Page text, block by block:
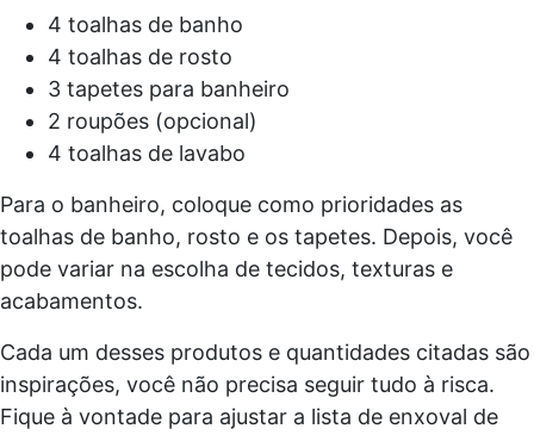
4 toalhas de banho
4 toalhas de rosto
3 tapetes para banheiro
2 roupões (opcional)
4 toalhas de lavabo
Para o banheiro, coloque como prioridades as
toalhas de banho, rosto e os tapetes. Depois, você
pode variar na escolha de tecidos, texturas e
acabamentos.
Cada um desses produtos e quantidades citadas são
inspirações, você não precisa seguir tudo à risca.
Fique à vontade para ajustar a lista de enxoval de